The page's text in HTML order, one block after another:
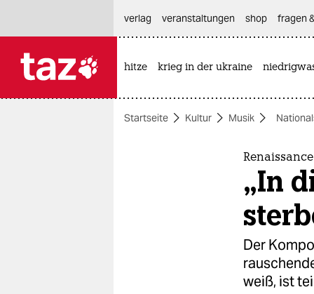
themen
verlag
veranstaltungen shop fragen
hitze krieg in der ukraine
Startseite Kultur Musik
„In
Der
weiß, ist